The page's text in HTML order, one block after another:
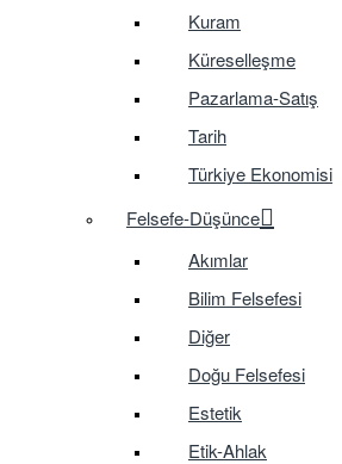
Kuram
Küreselleşme
Pazarlama-Satış
Tarih
Türkiye Ekonomisi
Felsefe-Düşünce
Akımlar
Bilim Felsefesi
Diğer
Doğu Felsefesi
Estetik
Etik-Ahlak